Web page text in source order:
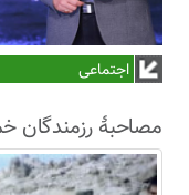
اجتماعی
سال63+فیلم